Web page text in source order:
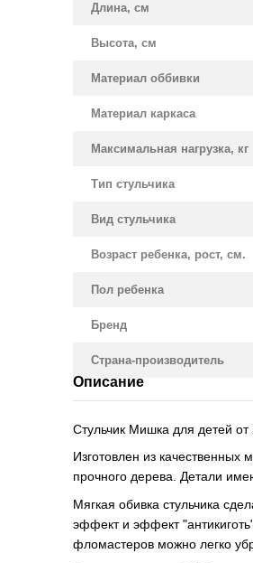
Длина, см
Высота, см
Материал оббивки
Материал каркаса
Максимальная нагрузка, кг
Тип стульчика
Вид стульчика
Возраст ребенка, рост, см.
Пол ребенка
Бренд
Страна-производитель
Описание
Стульчик Мишка для детей от
Изготовлен из качественных
прочного дерева. Детали
Мягкая обивка стульчика
эффект и эффект
фломастеров можно легко